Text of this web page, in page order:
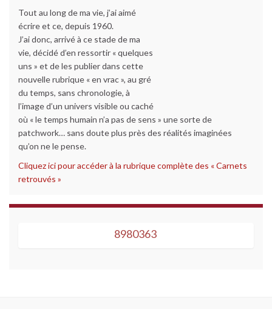
Tout au long de ma vie, j’ai aimé
écrire et ce, depuis 1960.
J’ai donc, arrivé à ce stade de ma
vie, décidé d’en ressortir « quelques
uns » et de les publier dans cette
nouvelle rubrique « en vrac », au gré
du temps, sans chronologie, à
l’image d’un univers visible ou caché
où « le temps humain n’a pas de sens » une sorte de
patchwork… sans doute plus près des réalités imaginées
qu’on ne le pense.
Cliquez ici pour accéder à la rubrique complète des « Carnets
retrouvés »
8980363